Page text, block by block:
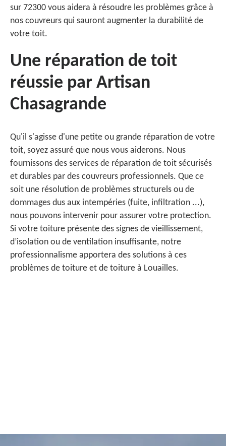
sur 72300 vous aidera à résoudre les problèmes grâce à
nos couvreurs qui sauront augmenter la durabilité de
votre toit.
Une réparation de toit
réussie par Artisan
Chasagrande
Qu'il s'agisse d'une petite ou grande réparation de votre
toit, soyez assuré que nous vous aiderons. Nous
fournissons des services de réparation de toit sécurisés
et durables par des couvreurs professionnels. Que ce
soit une résolution de problèmes structurels ou de
dommages dus aux intempéries (fuite, infiltration ...),
nous pouvons intervenir pour assurer votre protection.
Si votre toiture présente des signes de vieillissement,
d’isolation ou de ventilation insuffisante, notre
professionnalisme apportera des solutions à ces
problèmes de toiture et de toiture à Louailles.